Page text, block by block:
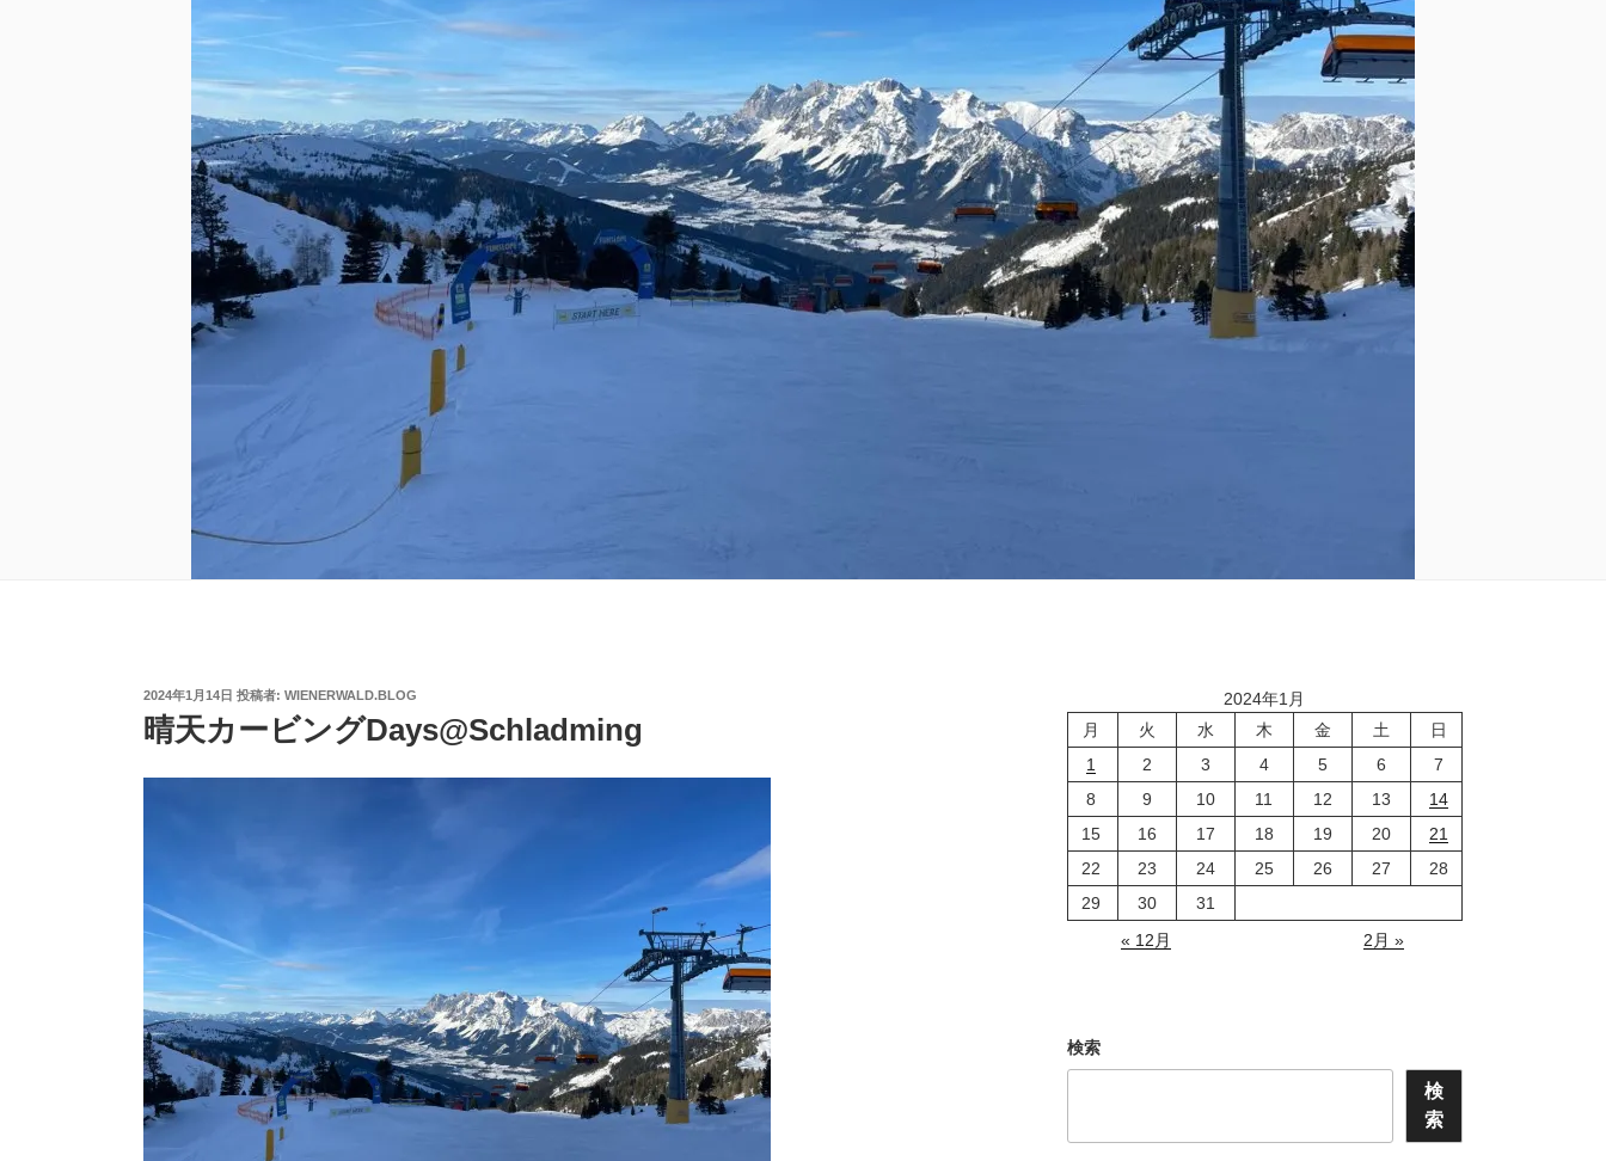
投
稿
日:
2024年1月14日 投稿者: WIENERWALD.BLOG
晴天カービングDays@Schladming
2024年1月
月
火 水 木 金 土
日
1
2 3 4 5 6
7
8
9 10 11 12 13
14
15
16 17 18 19 20
21
22
23 24 25 26 27
28
29
30
31
« 12月
2月 »
検索
検
索